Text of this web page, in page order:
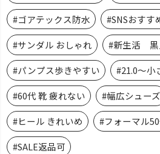
#ゴアテックス防水 #SNSおすす
#サンダル おしゃれ #新生活 黒
#パンプス歩きやすい #21.0～小
#60代 靴 疲れない #幅広シューズ
#ヒール きれいめ #フォーマル
#SALE返品可